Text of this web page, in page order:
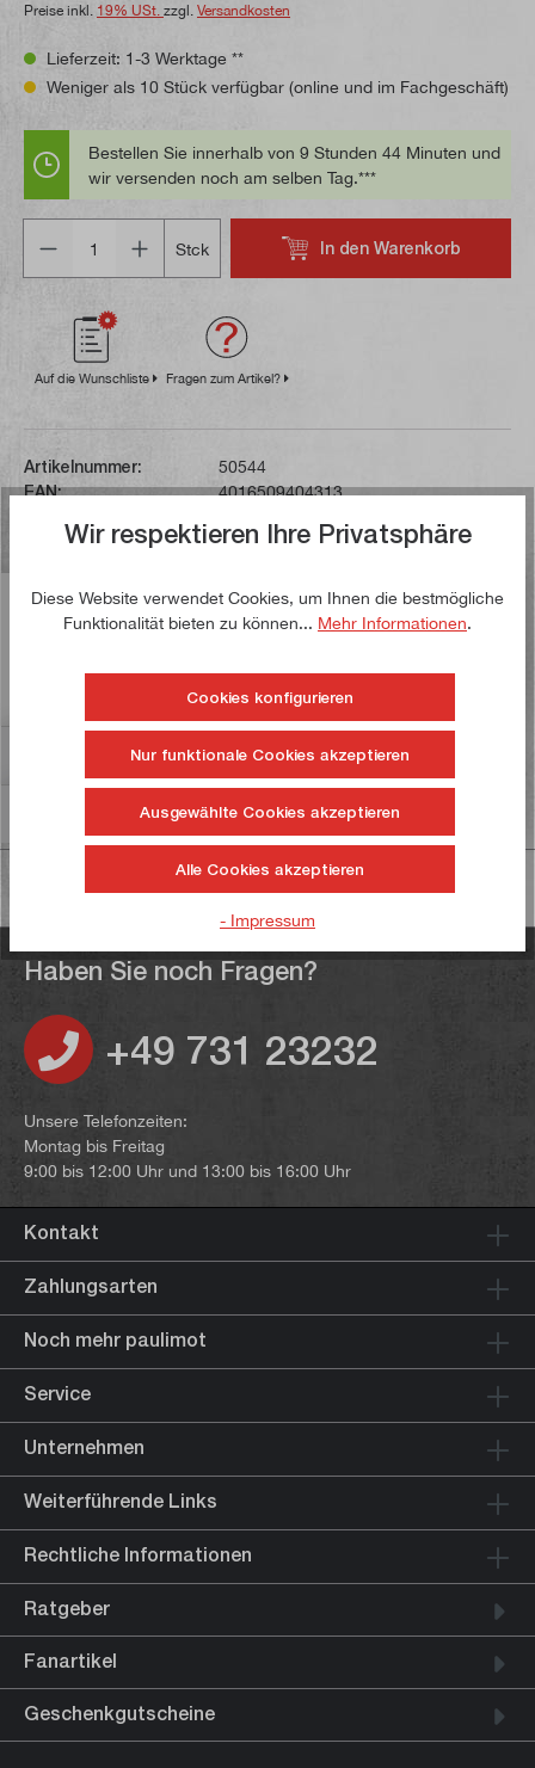
Preise inkl. 19% USt. zzgl. Versandkosten
Lieferzeit: 1-3 Werktage **
Weniger als 10 Stück verfügbar (online und im Fachgeschäft)
Bestellen Sie innerhalb von 9 Stunden 44 Minuten und
wir versenden noch am selben Tag.***
Stck
In den Warenkorb
Auf die Wunschliste Fragen zum Artikel?
Artikelnummer:
50544
EAN:
4016509404313
Beschreibung
gebrauchsfertig und lässt sich einfach auf die
gewünschten Bauteile auftragen.Mehr
Bewertungen
Informationen zur Produktsicherheit
Haben Sie noch Fragen?
+49 731 23232
Unsere Telefonzeiten:
Montag bis Freitag
9:00 bis 12:00 Uhr und 13:00 bis 16:00 Uhr
Kontakt
Zahlungsarten
Noch mehr paulimot
Service
Unternehmen
Weiterführende Links
Rechtliche Informationen
Ratgeber
Fanartikel
Geschenkgutscheine
Wir respektieren Ihre Privatsphäre
Diese Website verwendet Cookies, um Ihnen die bestmögliche
Funktionalität bieten zu können... Mehr Informationen.
Cookies konfigurieren
Nur funktionale Cookies akzeptieren
Ausgewählte Cookies akzeptieren
Alle Cookies akzeptieren
- Impressum